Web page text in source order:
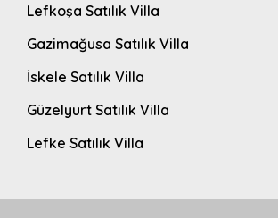
Lefkoşa Satılık Villa
Gazimağusa Satılık Villa
İskele Satılık Villa
Güzelyurt Satılık Villa
Lefke Satılık Villa